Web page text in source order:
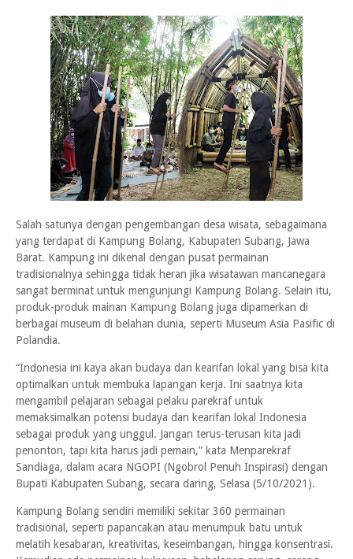
Salah satunya dengan pengembangan desa wisata, sebagaimana
yang terdapat di Kampung Bolang, Kabupaten Subang, Jawa
Barat. Kampung ini dikenal dengan pusat permainan
tradisionalnya sehingga tidak heran jika wisatawan mancanegara
sangat berminat untuk mengunjungi Kampung Bolang. Selain itu,
produk-produk mainan Kampung Bolang juga dipamerkan di
berbagai museum di belahan dunia, seperti Museum Asia Pasific di
Polandia.
“Indonesia ini kaya akan budaya dan kearifan lokal yang bisa kita
optimalkan untuk membuka lapangan kerja. Ini saatnya kita
mengambil pelajaran sebagai pelaku parekraf untuk
memaksimalkan potensi budaya dan kearifan lokal Indonesia
sebagai produk yang unggul. Jangan terus-terusan kita jadi
penonton, tapi kita harus jadi pemain,” kata Menparekraf
Sandiaga, dalam acara NGOPI (Ngobrol Penuh Inspirasi) dengan
Bupati Kabupaten Subang, secara daring, Selasa (5/10/2021).
Kampung Bolang sendiri memiliki sekitar 360 permainan
tradisional, seperti papancakan atau menumpuk batu untuk
melatih kesabaran, kreativitas, keseimbangan, hingga konsentrasi.